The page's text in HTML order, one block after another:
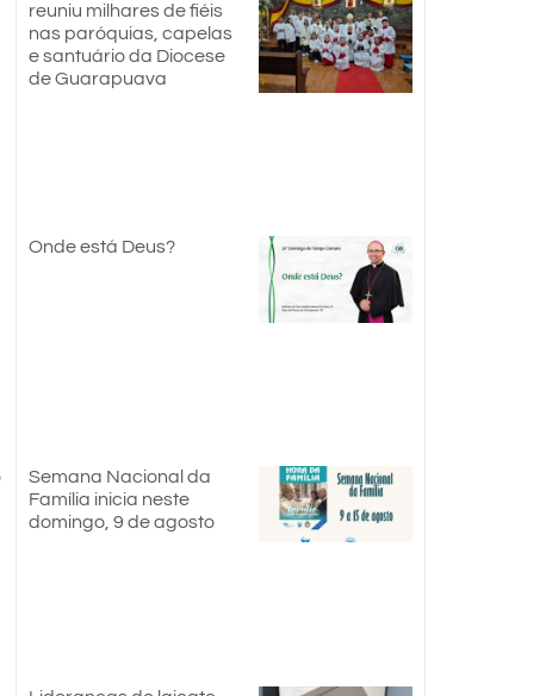
reuniu milhares de fiéis
nas paróquias, capelas
e santuário da Diocese
de Guarapuava
Onde está Deus?
Semana Nacional da
Família inicia neste
domingo, 9 de agosto